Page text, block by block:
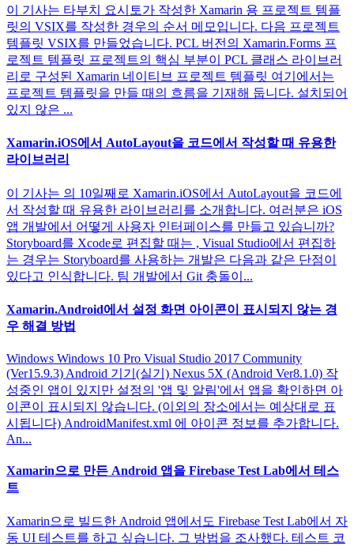
이 기사는 타부치 요시토가 작성한 Xamarin 용 프로젝트 템플
릿의 VSIX를 작성한 경우의 순서 메모입니다. 다음 프로젝트
템플릿 VSIX를 만들었습니다. PCL 버전의 Xamarin.Forms 프
로젝트 템플릿 프로젝트의 핵심 부분이 PCL 클래스 라이브러
리로 구성된 Xamarin 네이티브 프로젝트 템플릿 여기에서는
프로젝트 템플릿을 만들 때의 흐름을 기재해 둡니다. 설치되어
있지 않은 ...
Xamarin.iOS에서 AutoLayout을 코드에서 작성할 때 유용한
라이브러리
이 기사는 의 10일째로 Xamarin.iOS에서 AutoLayout을 코드에
서 작성할 때 유용한 라이브러리를 소개합니다. 여러분은 iOS
앱 개발에서 어떻게 사용자 인터페이스를 만들고 있습니까?
Storyboard를 Xcode로 편집할 때는 , Visual Studio에서 편집하
는 경우는 Storyboard를 사용하는 개발은 다음과 같은 단점이
있다고 인식합니다. 팀 개발에서 Git 충돌이...
Xamarin.Android에서 설정 화면 아이콘이 표시되지 않는 경
우 해결 방법
Windows Windows 10 Pro Visual Studio 2017 Community
(Ver15.9.3) Android 기기(실기) Nexus 5X (Android Ver8.1.0) 작
성중인 앱이 있지만 설정의 '앱 및 알림'에서 앱을 확인하면 아
이콘이 표시되지 않습니다. (이외의 장소에서는 예상대로 표
시됩니다) AndroidManifest.xml 에 아이콘 정보를 추가합니다.
An...
Xamarin으로 만든 Android 앱을 Firebase Test Lab에서 테스
트
Xamarin으로 빌드한 Android 앱에서도 Firebase Test Lab에서 자
동 UI 테스트를 하고 싶습니다. 그 방법을 조사했다. 테스트 코